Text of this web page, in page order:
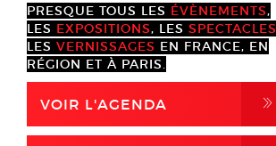
PRESQUE TOUS LES ÉVÈNEMENTS,
LES EXPOSITIONS, LES SPECTACLES
LES VERNISSAGES EN FRANCE, EN
RÉGION ET À PARIS.
VOIR L'AGENDA ,